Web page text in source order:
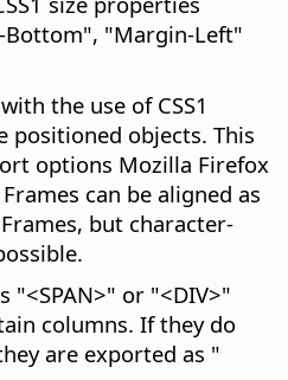
"Margin-Left"
the use of CSS1
positioned objects. This
options Mozilla Firefox
can be aligned as
but character-
"<SPAN>" or "<DIV>"
columns. If they do
are exported as "